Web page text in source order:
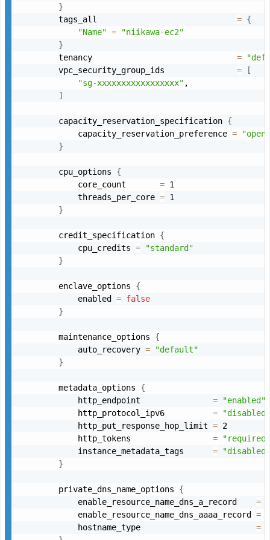
}
        tags_all
= {
"Name" =
"niikawa-ec2"
}
        tenancy
=
        vpc_security_group_ids
=
[
"sg-xxxxxxxxxxxxxxxxx" ,
]
        capacity_reservation_specification
{
            capacity_reservation_preference
=
"open"
}
        cpu_options
{
            core_count
= 1
            threads_per_core
= 1
}
        credit_specification
{
            cpu_credits
=
"standard"
}
        enclave_options
{
            enabled
= false
}
        maintenance_options
{
            auto_recovery
=
"default"
}
        metadata_options
{
            http_endpoint
=
"enabled"
            http_protocol_ipv6
=
"disabled"
            http_put_response_hop_limit
= 2
            http_tokens
=
"required"
            instance_metadata_tags
=
"disabled"
}
        private_dns_name_options
{
            enable_resource_name_dns_a_record
=
            enable_resource_name_dns_aaaa_record
=
            hostname_type
=